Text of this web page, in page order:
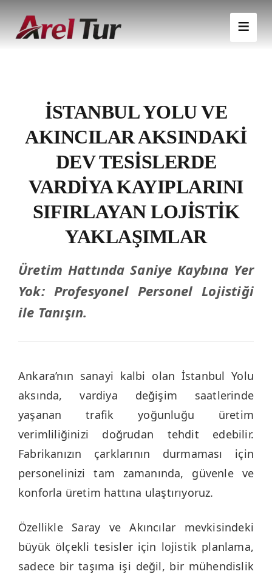
İSTANBUL YOLU VE
AKINCILAR AKSINDAKI
DEV TESISLERDE
VARDIYA KAYIPLARINI
SIFIRLAYAN LOJISTIK
YAKLAŞIMLAR
Üretim Hattında Saniye Kaybına Yer
Yok: Profesyonel Personel Lojistiği
ile Tanışın.
Ankara’nın sanayi kalbi olan İstanbul Yolu
aksında, vardiya değişim saatlerinde
yaşanan trafik yoğunluğu üretim
verimliliğinizi doğrudan tehdit edebilir.
Fabrikanızın çarklarının durmaması için
personelinizi tam zamanında, güvenle ve
konforla üretim hattına ulaştırıyoruz.
Özellikle Saray ve Akıncılar mevkisindeki
büyük ölçekli tesisler için lojistik planlama,
sadece bir taşıma işi değil, bir mühendislik